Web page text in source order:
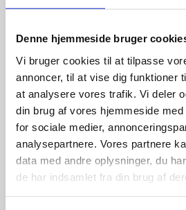
Denne hjemmeside bruger
Vi bruger cookies til at tilpasse
annoncer, til at vise dig funktioner
at analysere vores trafik. Vi deler
din brug af vores hjemmeside
for sociale medier,
analysepartnere. Vores partnere
data med andre oplysninger, du
de har indsamlet fra din brug af
giver
For at sikre høj
leveringssikkerhed
med de største
anerkendte
promotion.